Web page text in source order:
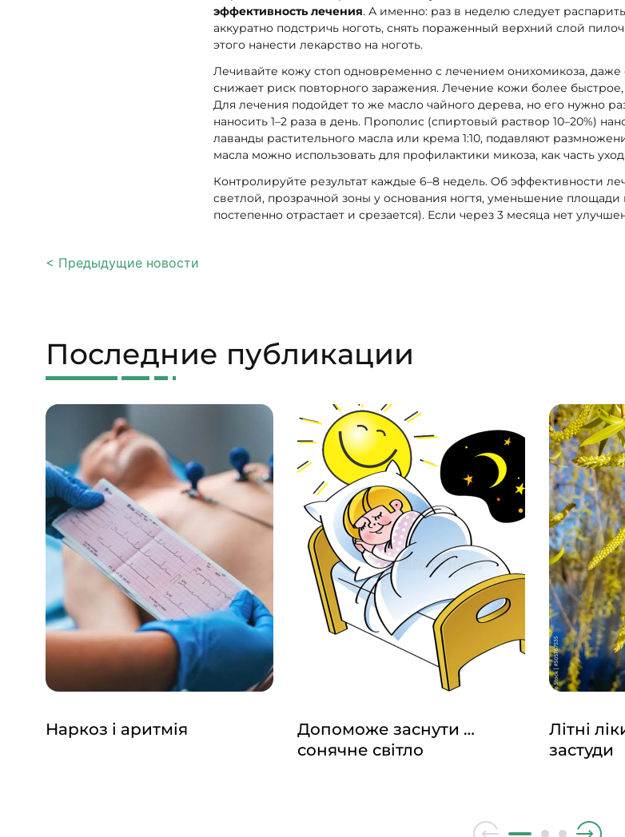
эффективность лечения. А именно: раз в неделю следует
аккуратно подстричь ноготь, снять пораженный верхний слой
этого нанести лекарство на ноготь.
Лечивайте кожу стоп одновременно с лечением онихомикоза, даже
снижает риск повторного заражения. Лечение кожи более
Для лечения подойдет то же масло чайного дерева, но его нужно
наносить 1–2 раза в день. Прополис (спиртовый раствор 10–20%)
лаванды растительного масла или крема 1:10, подавляют
масла можно использовать для профилактики микоза, как часть
Контролируйте результат каждые 6–8 недель. Об эффективности
светлой, прозрачной зоны у основания ногтя, уменьшение
постепенно отрастает и срезается). Если через 3 месяца нет
< Предыдущие новости
Последние публикации
Наркоз і аритмія
Допоможе заснути …
сонячне світло
Літні
застуди